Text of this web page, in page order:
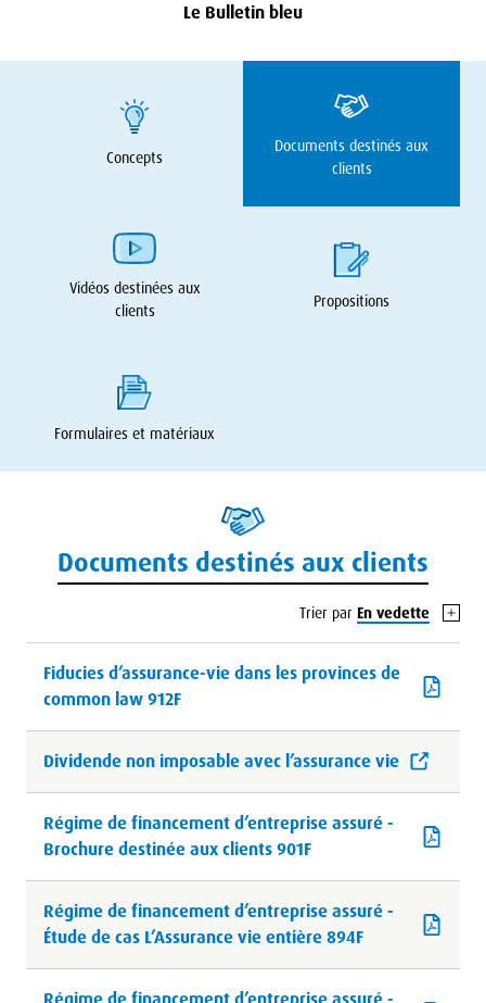
Le Bulletin bleu
Concepts
Documents destinés aux
clients
Vidéos destinées aux
clients
Propositions
Formulaires et matériaux
Documents destinés aux clients
Trier par En vedette
Fiducies d’assurance-vie dans les provinces de
common law 912F
Dividende non imposable avec l’assurance vie
Régime de financement d’entreprise assuré -
Brochure destinée aux clients 901F
Régime de financement d’entreprise assuré -
Étude de cas L’Assurance vie entière 894F